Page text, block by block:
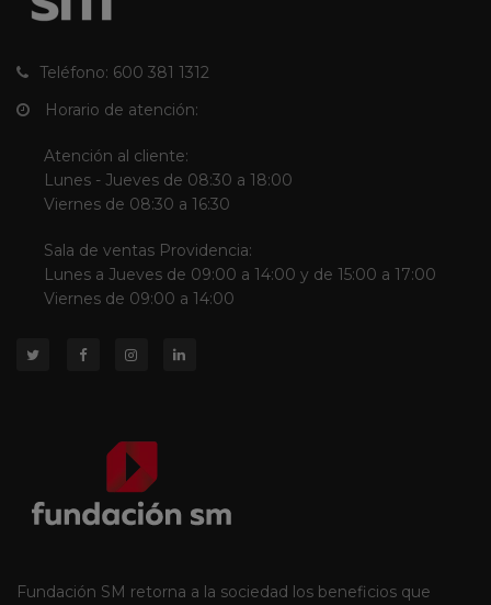
Teléfono: 600 381 1312
Horario de atención:
Atención al cliente:
Lunes - Jueves de 08:30 a 18:00
Viernes de 08:30 a 16:30
Sala de ventas Providencia:
Lunes a Jueves de 09:00 a 14:00 y de 15:00 a 17:00
Viernes de 09:00 a 14:00
Fundación SM retorna a la sociedad los beneficios que